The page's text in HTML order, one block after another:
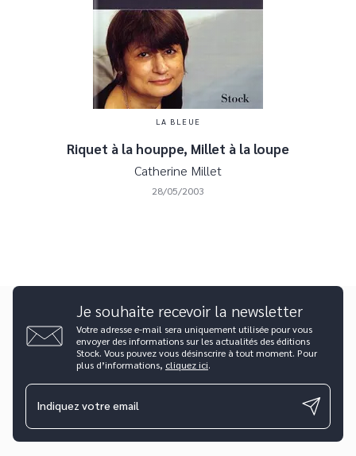
LA BLEUE
Riquet à la houppe, Millet à la loupe
Catherine Millet
28/05/2003
Je souhaite recevoir la newsletter
Votre adresse e-mail sera uniquement utilisée pour vous
envoyer des informations sur les actualités des éditions
Stock. Vous pouvez vous désinscrire à tout moment. Pour
plus d’informations, cliquez ici.
Indiquez votre email